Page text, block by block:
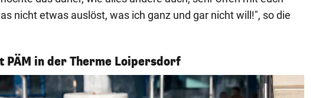
nicht etwas auslöst, was ich ganz und gar nicht will!", so die
PÄM in der Therme Loipersdorf